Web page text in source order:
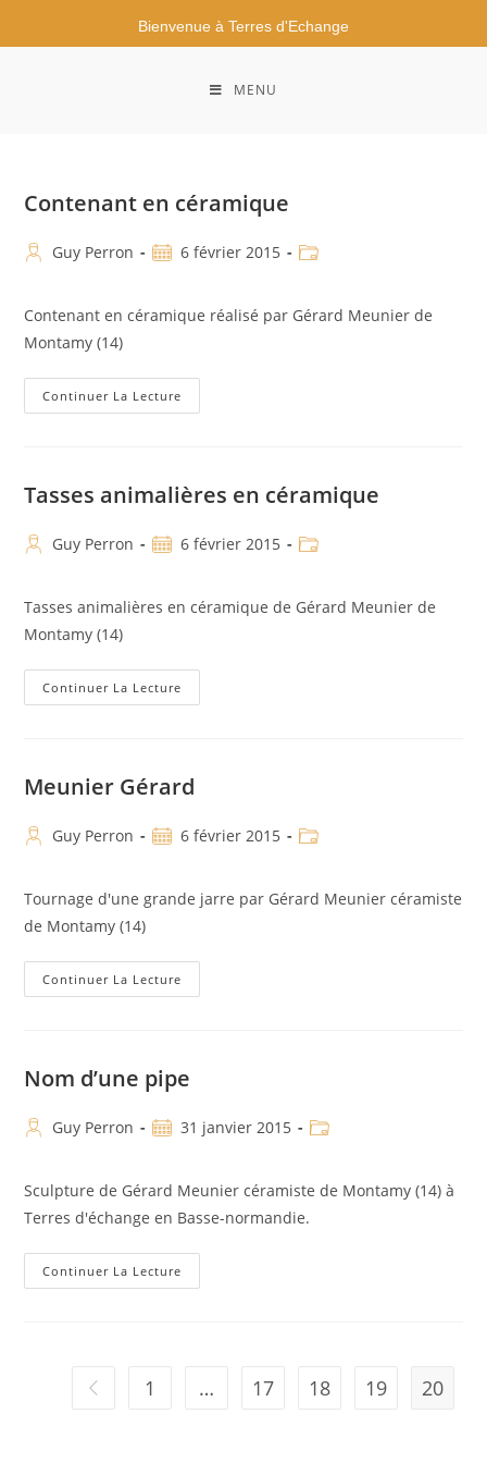
Bienvenue à Terres d'Echange
MENU
Contenant en céramique
Guy Perron 6 février 2015
Contenant en céramique réalisé par Gérard Meunier de
Montamy (14)
Continuer La Lecture
Tasses animalières en céramique
Guy Perron 6 février 2015
Tasses animalières en céramique de Gérard Meunier de
Montamy (14)
Continuer La Lecture
Meunier Gérard
Guy Perron 6 février 2015
Tournage d'une grande jarre par Gérard Meunier céramiste
de Montamy (14)
Continuer La Lecture
Nom d’une pipe
Guy Perron 31 janvier 2015
Sculpture de Gérard Meunier céramiste de Montamy (14) à
Terres d'échange en Basse-normandie.
Continuer La Lecture
1 … 17 18 19 20